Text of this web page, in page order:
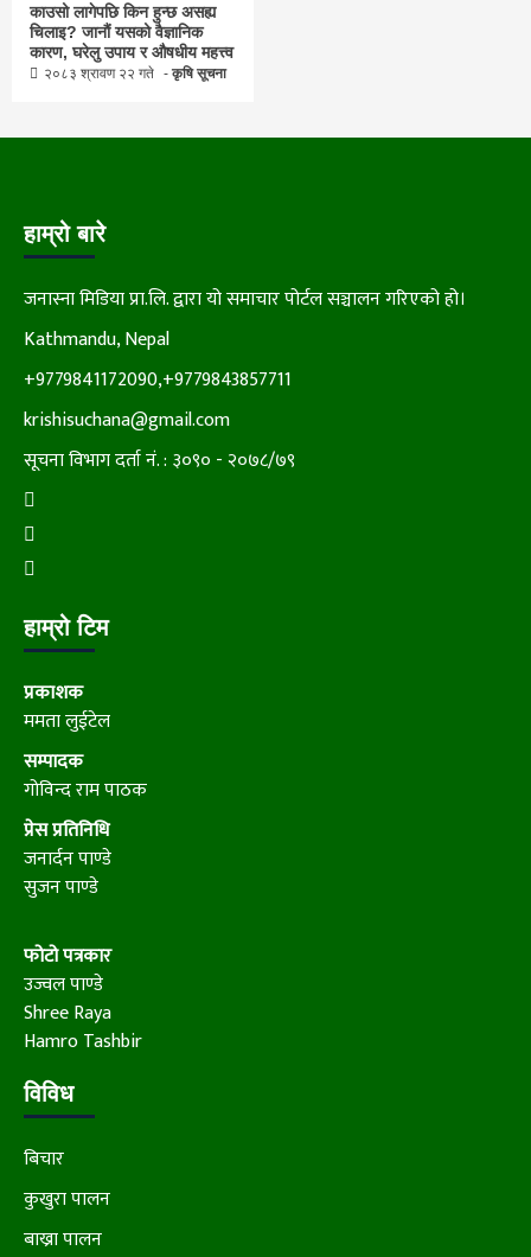
काउसो लागेपछि किन हुन्छ असह्य
चिलाइ? जानौं यसको वैज्ञानिक
कारण, घरेलु उपाय र औषधीय महत्त्व
२०८३ श्रावण २२ गते कृषि सूचना
हाम्रो बारे
जनास्ना मिडिया प्रा.लि. द्वारा यो समाचार पोर्टल सञ्चालन गरिएको हो।
Kathmandu, Nepal
+9779841172090,+9779843857711
krishisuchana@gmail.com
सूचना विभाग दर्ता नं. : ३०९० - २०७८/७९
हाम्रो टिम
प्रकाशक
ममता लुईटेल
सम्पादक
गोविन्द राम पाठक
प्रेस प्रतिनिधि
जनार्दन पाण्डे
सुजन पाण्डे
फोटो पत्रकार
उज्वल पाण्डे
Shree Raya
Hamro Tashbir
विविध
बिचार
कुखुरा पालन
बाख्रा पालन